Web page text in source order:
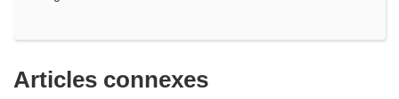
Articles connexes